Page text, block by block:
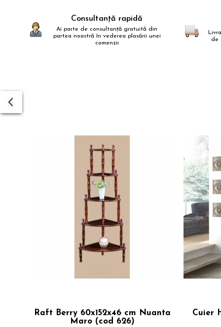
Consultanță rapidă
Ai parte de consultanță gratuită din
partea noastră în vederea plasării unei
comenzii
de
Raft Berry 60x152x46 cm Nuanta
Maro (cod 626)
Cuier